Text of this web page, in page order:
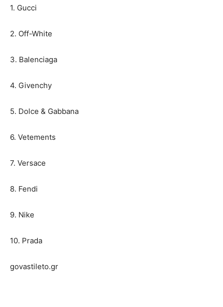
1. Gucci
2. Off-White
3. Balenciaga
4. Givenchy
5. Dolce & Gabbana
6. Vetements
7. Versace
8. Fendi
9. Nike
10. Prada
govastileto.gr